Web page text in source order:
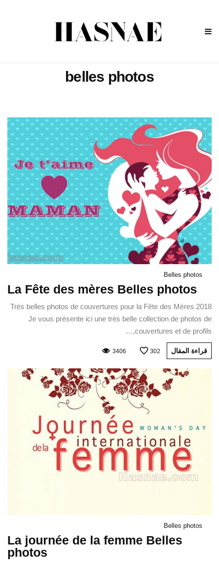
belles photos
Belles photos
La Fête des mères Belles photos
Très belles photos de couvertures pour la Fête des Mères 2018
Je vous présente ici une très belle collection de photos de
couvertures et de profils,…
قراءة المقال 302
3406
Belles photos
La journée de la femme Belles
photos